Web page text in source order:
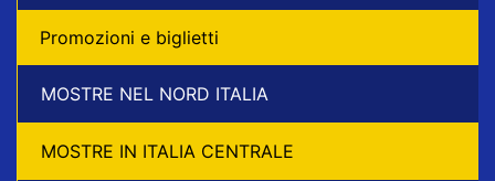
Promozioni e biglietti
MOSTRE NEL NORD ITALIA
MOSTRE IN ITALIA CENTRALE